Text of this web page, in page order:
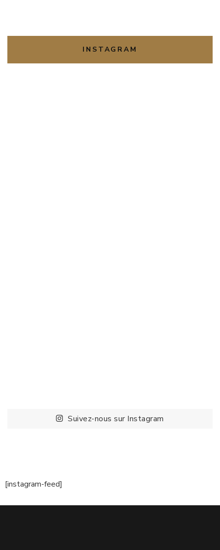
INSTAGRAM
Suivez-nous sur Instagram
[instagram-feed]